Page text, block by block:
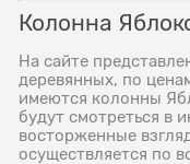
Колонна
На сайте
деревянных, по
имеются колонны
будут смотреться в
восторженные
осуществляется по